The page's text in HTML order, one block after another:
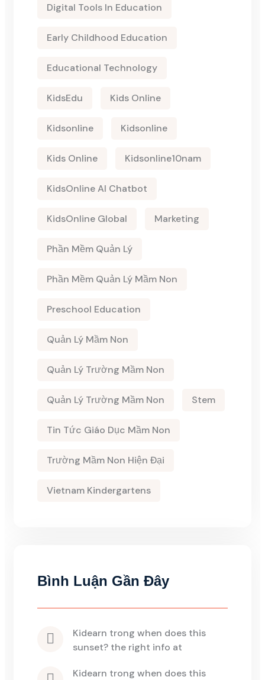
Digital Tools In Education
Early Childhood Education
Educational Technology
KidsEdu Kids Online
Kidsonline Kidsonline
Kids Online Kidsonline10nam
KidsOnline AI Chatbot
KidsOnline Global Marketing
Phần Mềm Quản Lý
Phần Mềm Quản Lý Mầm Non
Preschool Education
Quản Lý Mầm Non
Quản Lý Trường Mầm Non
Quản Lý Trường Mầm Non Stem
Tin Tức Giáo Dục Mầm Non
Trường Mầm Non Hiện Đại
Vietnam Kindergartens
Bình Luận Gần Đây
kidearn trong when does this
sunset? the right info at
kidearn trong when does this